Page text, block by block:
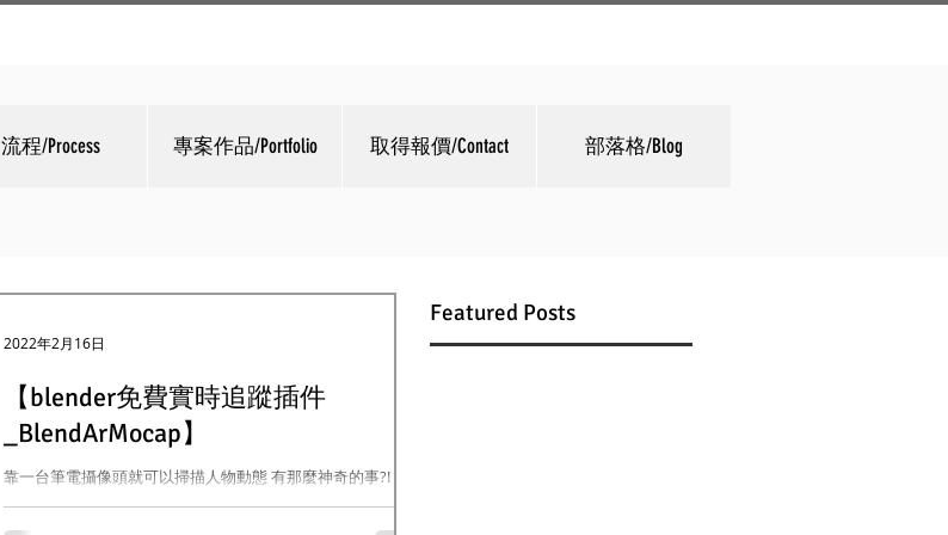
流程/Process 專案作品/Portfolio 取得報價/Contact 部落格/Blog
【blender免費實時追蹤插件
_BlendArMocap】
靠一台筆電攝像頭就可以掃描人物動態 有那麼神奇的事?! 😮
2022年2月16日
Featured Posts